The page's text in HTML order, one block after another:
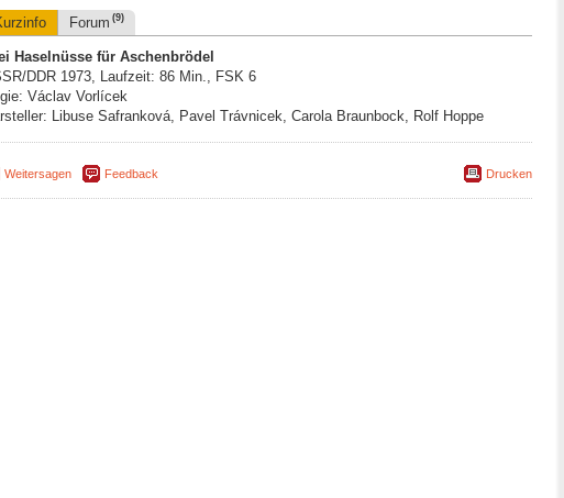
Forum (9)
Haselnüsse für Aschenbrödel
DDR 1973, Laufzeit: 86 Min., FSK 6
Václav Vorlícek
Libuse Safranková, Pavel Trávnicek, Carola Braunbock, Rolf Hoppe
Weitersagen Feedback Drucken